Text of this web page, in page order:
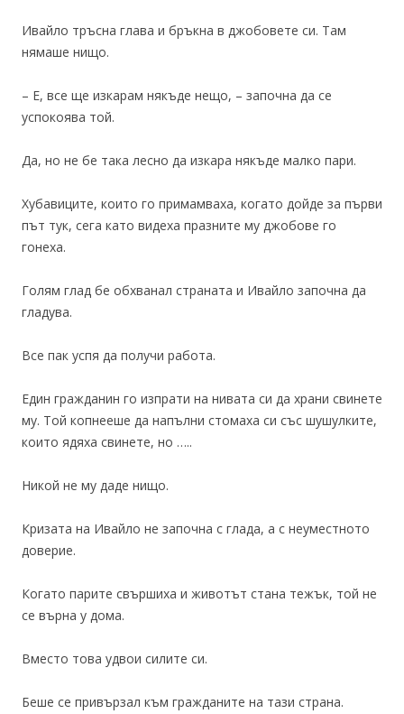
Ивайло тръсна глава и бръкна в джобовете си. Там
нямаше нищо.
– Е, все ще изкарам някъде нещо, – започна да се
успокоява той.
Да, но не бе така лесно да изкара някъде малко пари.
Хубавиците, които го примамваха, когато дойде за първи
път тук, сега като видеха празните му джобове го
гонеха.
Голям глад бе обхванал страната и Ивайло започна да
гладува.
Все пак успя да получи работа.
Един гражданин го изпрати на нивата си да храни свинете
му. Той копнееше да напълни стомаха си със шушулките,
които ядяха свинете, но …..
Никой не му даде нищо.
Кризата на Ивайло не започна с глада, а с неуместното
доверие.
Когато парите свършиха и животът стана тежък, той не
се върна у дома.
Вместо това удвои силите си.
Беше се привързал към гражданите на тази страна.